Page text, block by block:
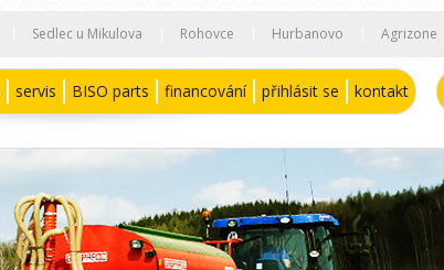
Sedlec u Mikulova Rohovce Hurbanovo Agrizone
servis BISO parts financování přihlásit se kontakt